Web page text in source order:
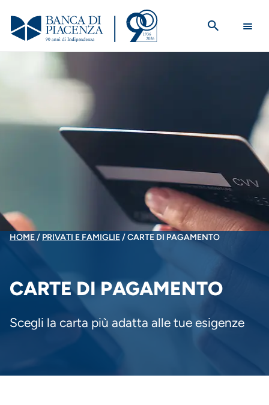
contenuto
principale
BRICIOLE
PANE
HOME PRIVATI E FAMIGLIE CARTE DI PAGAMENTO
CARTE DI PAGAMENTO
Scegli la carta più adatta alle tue esigenze